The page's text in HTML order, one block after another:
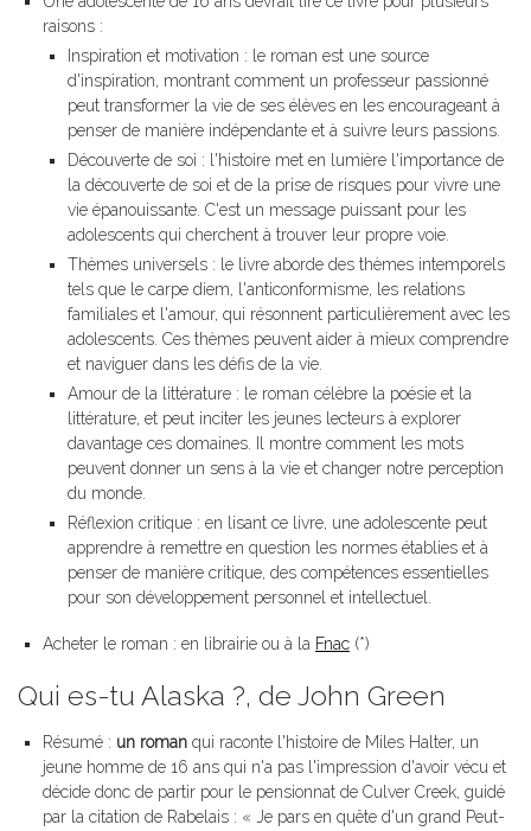
raisons :
Inspiration et motivation : le roman est une source
d'inspiration, montrant comment un professeur passionné
peut transformer la vie de ses élèves en les encourageant à
penser de manière indépendante et à suivre leurs passions.
Découverte de soi : l'histoire met en lumière l'importance de
la découverte de soi et de la prise de risques pour vivre une
vie épanouissante. C'est un message puissant pour les
adolescents qui cherchent à trouver leur propre voie.
Thèmes universels : le livre aborde des thèmes intemporels
tels que le carpe diem, l'anticonformisme, les relations
familiales et l'amour, qui résonnent particulièrement avec les
adolescents. Ces thèmes peuvent aider à mieux comprendre
et naviguer dans les défis de la vie.
Amour de la littérature : le roman célèbre la poésie et la
littérature, et peut inciter les jeunes lecteurs à explorer
davantage ces domaines. Il montre comment les mots
peuvent donner un sens à la vie et changer notre perception
du monde.
Réflexion critique : en lisant ce livre, une adolescente peut
apprendre à remettre en question les normes établies et à
penser de manière critique, des compétences essentielles
pour son développement personnel et intellectuel.
Acheter le roman : en librairie ou à la Fnac (*)
Qui es-tu Alaska ?, de John Green
Résumé : un roman qui raconte l'histoire de Miles Halter, un
jeune homme de 16 ans qui n'a pas l'impression d'avoir vécu et
décide donc de partir pour le pensionnat de Culver Creek, guidé
par la citation de Rabelais : « Je pars en quête d'un grand Peut-